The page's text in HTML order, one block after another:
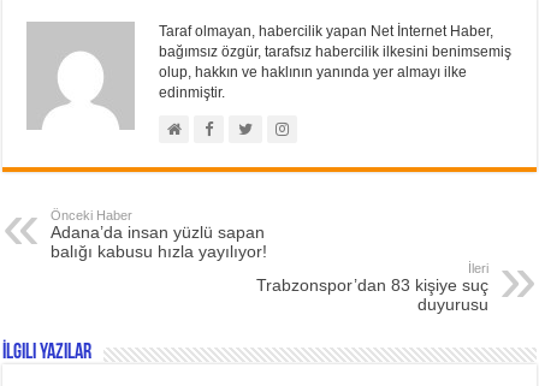
Taraf olmayan, habercilik yapan Net İnternet Haber,
bağımsız özgür, tarafsız habercilik ilkesini benimsemiş
olup, hakkın ve haklının yanında yer almayı ilke
edinmiştir.
Önceki Haber
Adana’da insan yüzlü sapan
balığı kabusu hızla yayılıyor!
İleri
Trabzonspor’dan 83 kişiye suç
duyurusu
İlgili Yazılar